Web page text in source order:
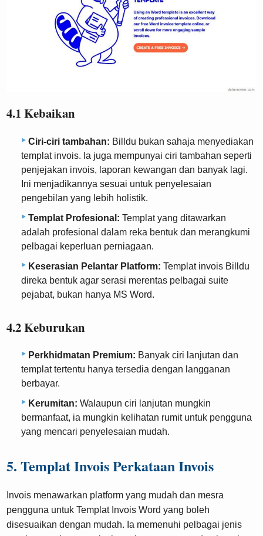
4.1 Kebaikan
Ciri-ciri tambahan: Billdu bukan sahaja menyediakan
templat invois. Ia juga mempunyai ciri tambahan seperti
penjejakan invois, laporan kewangan dan banyak lagi.
Ini menjadikannya sesuai untuk penyelesaian
pengebilan yang lebih holistik.
Templat Profesional: Templat yang ditawarkan
adalah profesional dalam reka bentuk dan merangkumi
pelbagai keperluan perniagaan.
Keserasian Pelantar Platform: Templat invois Billdu
direka bentuk agar serasi merentas pelbagai suite
pejabat, bukan hanya MS Word.
4.2 Keburukan
Perkhidmatan Premium: Banyak ciri lanjutan dan
templat tertentu hanya tersedia dengan langganan
berbayar.
Kerumitan: Walaupun ciri lanjutan mungkin
bermanfaat, ia mungkin kelihatan rumit untuk pengguna
yang mencari penyelesaian mudah.
5. Templat Invois Perkataan Invois
Invois menawarkan platform yang mudah dan mesra
pengguna untuk Templat Invois Word yang boleh
disesuaikan dengan mudah. Ia memenuhi pelbagai jenis